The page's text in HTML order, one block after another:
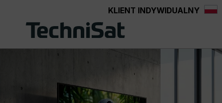
Przejdź do głównej zawartościKLIENT INDYWIDUALNY